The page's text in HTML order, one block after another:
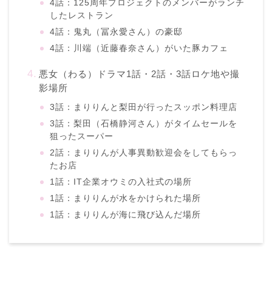
4話：125周年プロジェクトのメンバーがランチ
したレストラン
4話：鬼丸（冨永愛さん）の豪邸
4話：川端（近藤春奈さん）がいた豚カフェ
悪女（わる）ドラマ1話・2話・3話ロケ地や撮
影場所
3話：まりりんと梨田が行ったスッポン料理店
3話：梨田（石橋静河さん）がタイムセールを
狙ったスーパー
2話：まりりんが人事異動歓迎会をしてもらっ
たお店
1話：IT企業オウミの入社式の場所
1話：まりりんが水をかけられた場所
1話：まりりんが海に飛び込んだ場所